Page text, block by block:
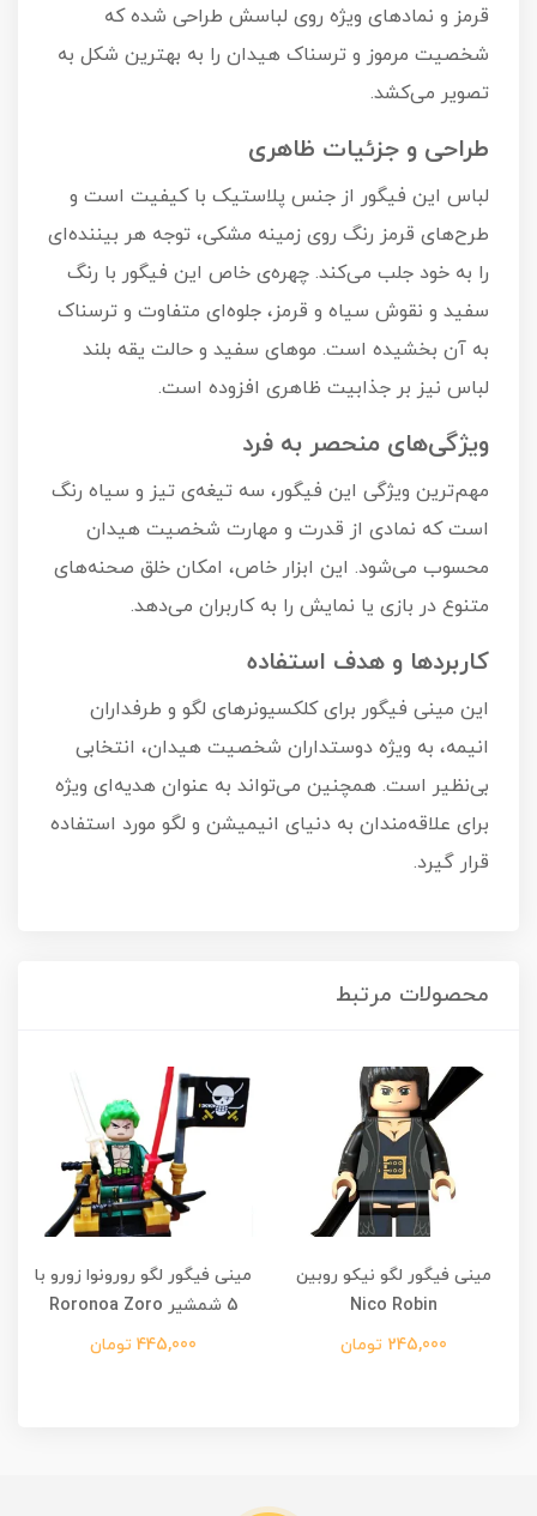
قرمز و نمادهای ویژه روی لباسش طراحی شده که
شخصیت مرموز و ترسناک هیدان را به بهترین شکل به
تصویر می‌کشد.
طراحی و جزئیات ظاهری
لباس این فیگور از جنس پلاستیک با کیفیت است و
طرح‌های قرمز رنگ روی زمینه مشکی، توجه هر بیننده‌ای
را به خود جلب می‌کند. چهره‌ی خاص این فیگور با رنگ
سفید و نقوش سیاه و قرمز، جلوه‌ای متفاوت و ترسناک
به آن بخشیده است. موهای سفید و حالت یقه بلند
لباس نیز بر جذابیت ظاهری افزوده است.
ویژگی‌های منحصر به فرد
مهم‌ترین ویژگی این فیگور، سه تیغه‌ی تیز و سیاه رنگ
است که نمادی از قدرت و مهارت شخصیت هیدان
محسوب می‌شود. این ابزار خاص، امکان خلق صحنه‌های
متنوع در بازی یا نمایش را به کاربران می‌دهد.
کاربردها و هدف استفاده
این مینی فیگور برای کلکسیونرهای لگو و طرفداران
انیمه، به ویژه دوستداران شخصیت هیدان، انتخابی
بی‌نظیر است. همچنین می‌تواند به عنوان هدیه‌ای ویژه
برای علاقه‌مندان به دنیای انیمیشن و لگو مورد استفاده
قرار گیرد.
محصولات مرتبط
مینی فیگور لگو نیکو روبین
Nico Robin
245,000 تومان
مینی فیگور لگو رورونوا زورو با
5 شمشیر Roronoa Zoro
445,000 تومان